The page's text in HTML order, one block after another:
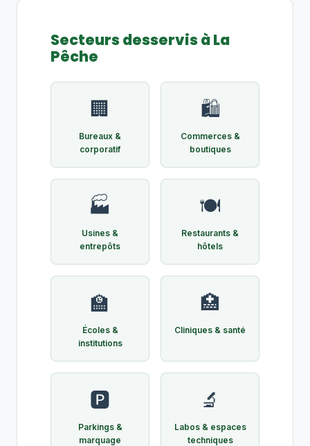
Secteurs desservis à La
Pêche
🏢
Bureaux &
corporatif
🛍️
Commerces &
boutiques
🏭
Usines &
entrepôts
🍽️
Restaurants &
hôtels
🏫
Écoles &
institutions
🏥
Cliniques & santé
🅿️
Parkings &
marquage
🔬
Labos & espaces
techniques